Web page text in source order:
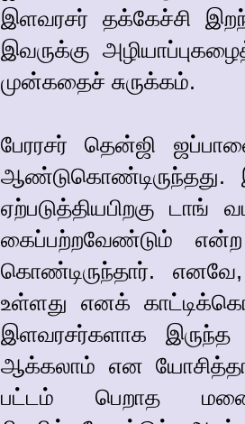
இளவரசர் தக்கேச்சி
இவருக்கு
முன்கதைச் சுருக்கம்.
பேரரசர் தென்ஜி
ஏற்படுத்தியபிறகு
கைப்பற்றவேண்டும்
கொண்டிருந்தார்.
உள்ளது எனக்
இளவரசர்களாக
ஆக்கலாம் என
பட்டம் பெறாத